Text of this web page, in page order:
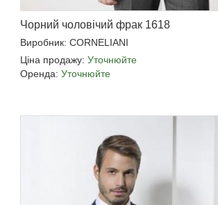
Чорний чоловічий фрак 1618
Виробник: CORNELIANI
Ціна продажу: Уточнюйте
Оренда: Уточнюйте